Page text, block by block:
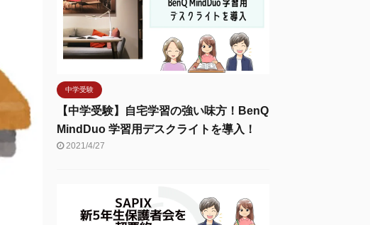
中学受験
【中学受験】自宅学習の強い味方！BenQ
MindDuo 学習用デスクライトを導入！
2021/4/27